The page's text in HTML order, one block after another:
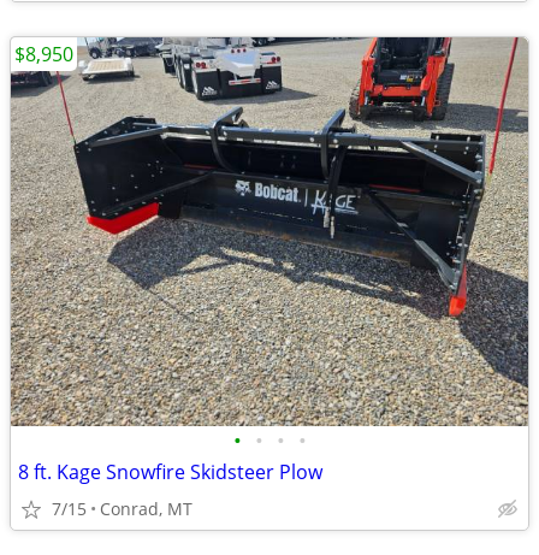
• • • •
8 ft. Kage Snowfire Skidsteer Plow
7/15 Conrad, MT
$8,950